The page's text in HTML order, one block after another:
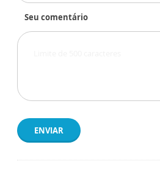
Seu comentário
ENVIAR